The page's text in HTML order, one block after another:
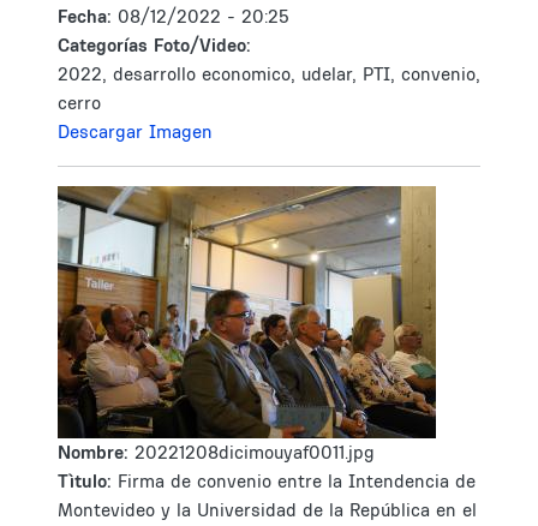
Fecha: 08/12/2022 - 20:25
Categorías Foto/Video:
2022, desarrollo economico, udelar, PTI, convenio,
cerro
Descargar Imagen
Nombre: 20221208dicimouyaf0011.jpg
Tìtulo: Firma de convenio entre la Intendencia de
Montevideo y la Universidad de la República en el